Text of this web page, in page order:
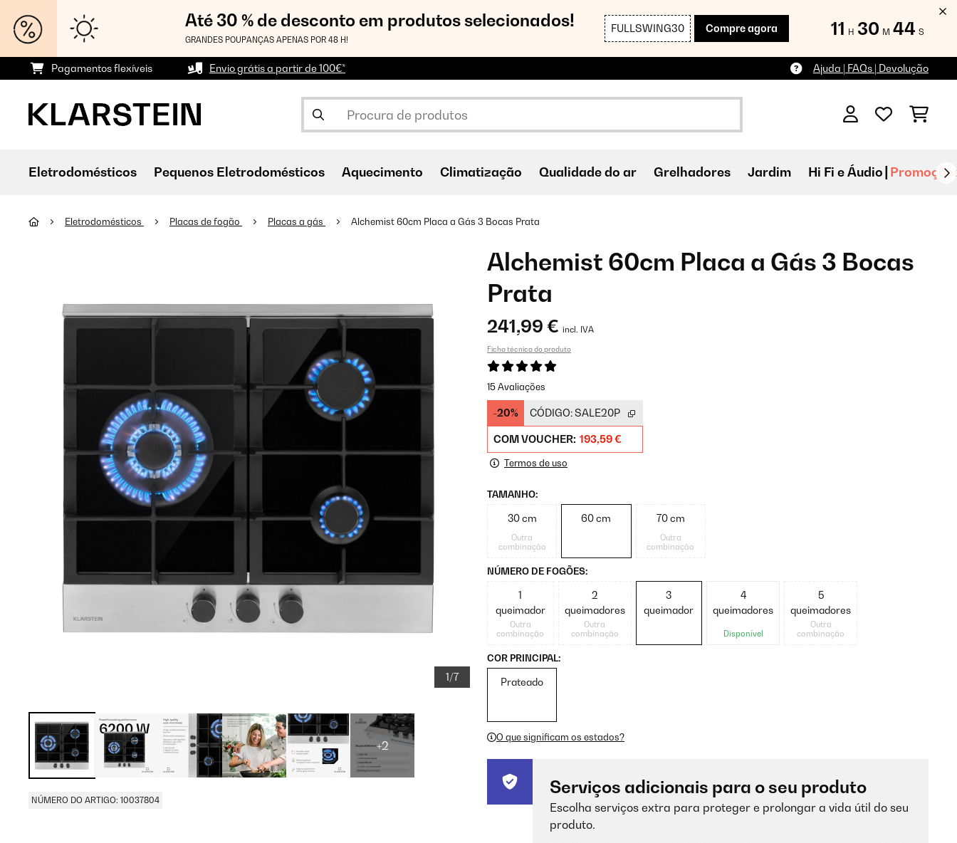
Até 30 % de desconto em produtos selecionados!
GRANDES POUPANÇAS APENAS POR 48 H!
FULLSWING30 Compre agora 11 H 30 M 43 S
Pagamentos flexíveis Envio grátis a partir de 100€* Ajuda | FAQs | Devolução
Eletrodomésticos Pequenos Eletrodomésticos Aquecimento Climatização Qualidade do ar Grelhadores Jardim Hi Fi e Áudio
Eletrodomésticos Placas de fogão Placas a gás Alchemist 60cm Placa a Gás 3 Bocas Prata
1/7
+2
NÚMERO DO ARTIGO: 10037804
Alchemist 60cm Placa a Gás 3 Bocas
Prata
241,99 € incl. IVA
Ficha técnica do produto
15 Avaliações
-20% CÓDIGO:SALE20P
COM VOUCHER: 193,59 €
Termos de uso
TAMANHO:
30 cm
Outra
combinação
60 cm 70 cm
Outra
combinação
NÚMERO DE FOGÕES:
1
queimador
Outra
combinação
2
queimadores
Outra
combinação
3
queimador
4
queimadores
Disponível
5
queimadores
Outra
combinação
COR PRINCIPAL:
Prateado
O que significam os estados?
Serviços adicionais para o seu produto
Escolha serviços extra para proteger e prolongar a vida útil do seu
produto.